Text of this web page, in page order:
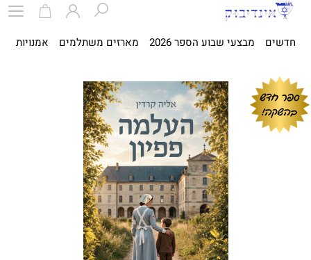
חדשים מבצעי שבוע הספר 2026 מארזים משתלמים אמנויות